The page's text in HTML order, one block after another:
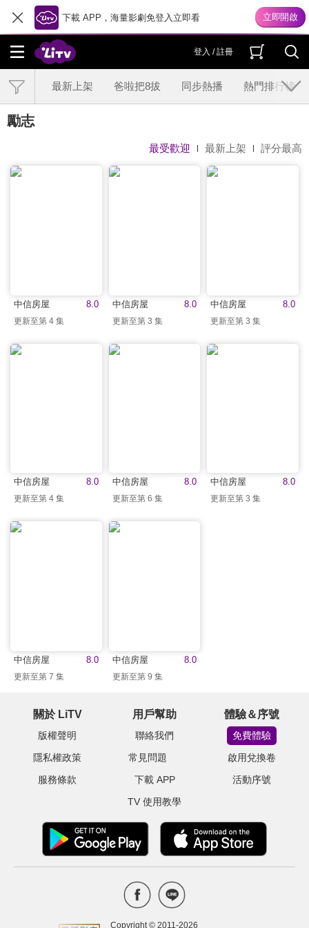
下載 APP，海量影劇免登入立即看
登入 / 註冊
最新上架 爸啦把8拔 同步熱播 熱門排行榜
勵志
最受歡迎 最新上架 評分最高
8.0
中信房屋
更新至第 4 集
8.0
中信房屋
更新至第 3 集
8.0
中信房屋
更新至第 3 集
8.0
中信房屋
更新至第 4 集
8.0
中信房屋
更新至第 6 集
8.0
中信房屋
更新至第 3 集
8.0
中信房屋
更新至第 7 集
8.0
中信房屋
更新至第 9 集
關於 LiTV
版權聲明
隱私權政策
服務條款
用戶幫助
聯絡我們
常見問題
下載 APP
TV 使用教學
體驗＆序號
免費體驗
啟用兌換卷
活動序號
Copyright © 2011-2026